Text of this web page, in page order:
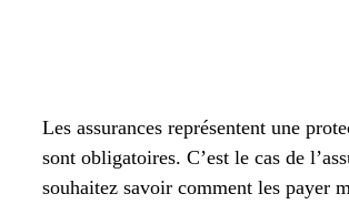
Les assurances représentent une
sont obligatoires. C’est le cas de
souhaitez savoir comment les payer